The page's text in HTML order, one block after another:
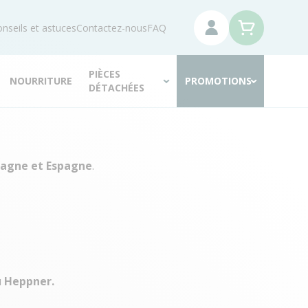
et astucesContactez-nousFAQ
NOURRITURE
PIÈCES
DÉTACHÉES
PROMOTIONS
et Espagne.
Heppner.